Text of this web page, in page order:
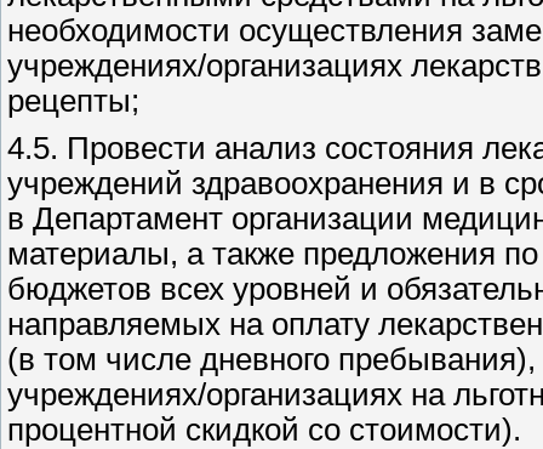
необходимости осуществления
учреждениях/организациях
рецепты;
4.5. Провести анализ состояния
учреждений здравоохранения и в
в Департамент организации
материалы, а также предложения
бюджетов всех уровней и
направляемых на оплату
(в том числе дневного
учреждениях/организациях на
процентной скидкой со стоимости).